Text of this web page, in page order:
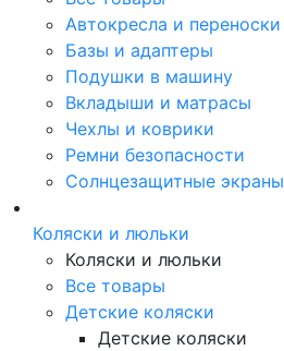
Автокресла и переноски
Базы и адаптеры
Подушки в машину
Вкладыши и матрасы
Чехлы и коврики
Ремни безопасности
Солнцезащитные экраны
Коляски и люльки
Коляски и люльки
Все товары
Детские коляски
Детские коляски